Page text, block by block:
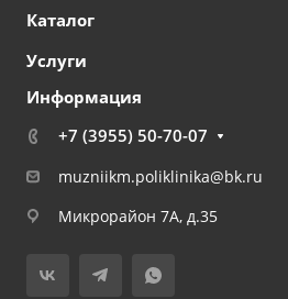
Каталог
Услуги
Информация
+7 (3955) 50-70-07
muzniikm.poliklinika@bk.ru
Микрорайон 7А, д.35